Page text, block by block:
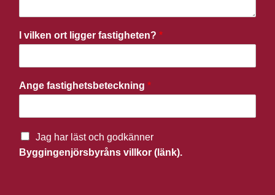
I vilken ort ligger fastigheten? *
Ange fastighetsbeteckning *
Jag har läst och godkänner
Byggingenjörsbyråns villkor (länk).